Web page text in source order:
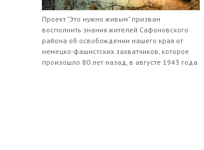
Проект "Это нужно живым" призван
восполнить знания жителей Сафоновского
района об освобождении нашего края от
немецко-фашистских захватчиков, которое
произошло 80 лет назад, в августе 1943 года.